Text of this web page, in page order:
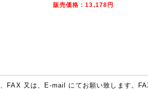
販売価格：13,178円
FAX 又は、E-mail にてお願い致します。